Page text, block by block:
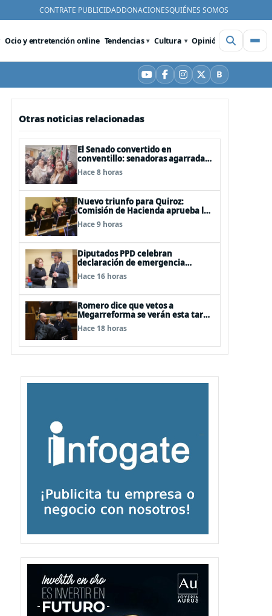
CONTRATE PUBLICIDADDONACIONESQUIÉNES SOMOS
Ocio y entretención online Tendencias Cultura Opinión Videos
YouTube
Facebook
Instagram
X BBluesky
Otras noticias relacionadas
El Senado convertido en
conventillo: senadoras agarradas
de las mechas
Hace 8 horas
Nuevo triunfo para Quiroz:
Comisión de Hacienda aprueba los
vetos a la Megarreforma
Hace 9 horas
Diputados PPD celebran
declaración de emergencia
agrícola a La Araucanía y piden
agilizar ayudas económicas a
Hace 16 horas
Romero dice que vetos a
Megarreforma se verán esta tarde
en la Comisión de Hacienda
Hace 18 horas